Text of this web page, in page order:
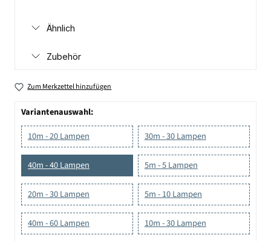
Ähnlich
Zubehör
Zum Merkzettel hinzufügen
Variantenauswahl:
10m - 20 Lampen
30m - 30 Lampen
40m - 40 Lampen 5m - 5 Lampen
20m - 30 Lampen 5m - 10 Lampen
40m - 60 Lampen 10m - 30 Lampen